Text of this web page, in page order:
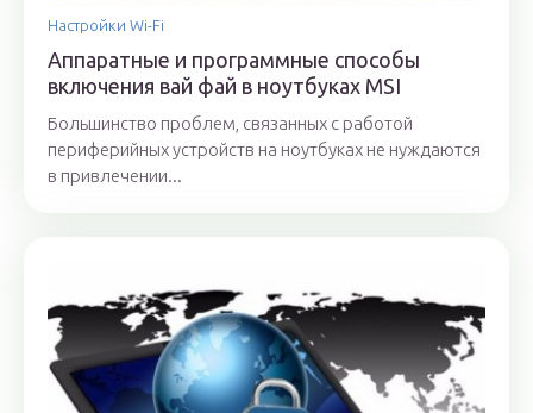
Настройки Wi-Fi
Аппаратные и программные способы
включения вай фай в ноутбуках MSI
Большинство проблем, связанных с работой
периферийных устройств на ноутбуках не нуждаются
в привлечении...